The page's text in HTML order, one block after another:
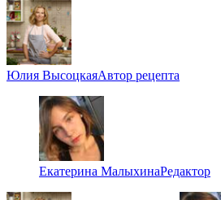
Юлия ВысоцкаяАвтор рецепта
Екатерина МалыхинаРедактор